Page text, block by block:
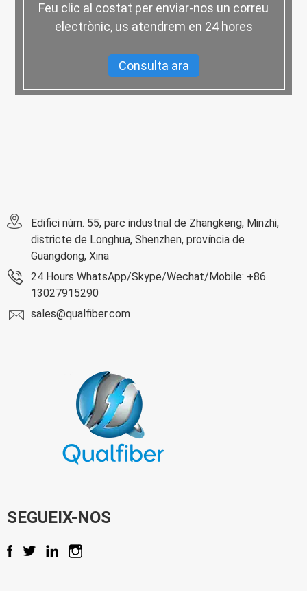
Feu clic al costat per enviar-nos un correu
electrònic, us atendrem en 24 hores
Consulta ara
Edifici núm. 55, parc industrial de Zhangkeng, Minzhi,
districte de Longhua, Shenzhen, província de
Guangdong, Xina
24 Hours WhatsApp/Skype/Wechat/Mobile: +86
13027915290
sales@qualfiber.com
SEGUEIX-NOS